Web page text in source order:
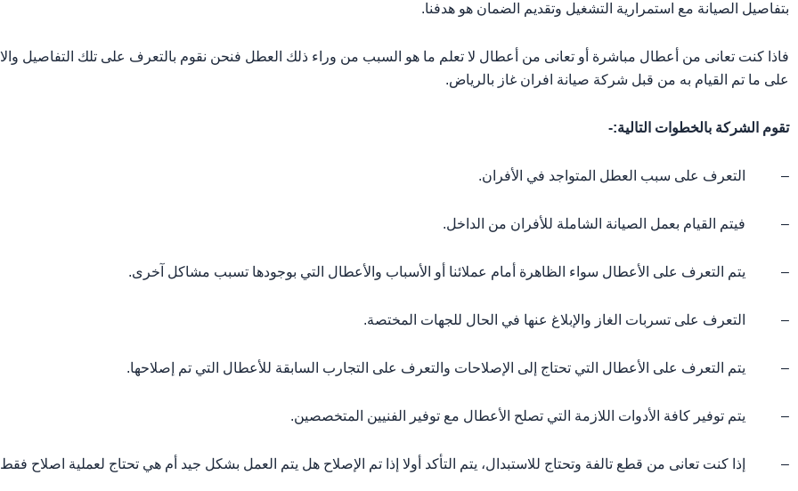
بتفاصيل الصيانة مع استمرارية التشغيل وتقديم الضمان هو هدفنا.
فاذا كنت تعانى من أعطال مباشرة أو تعانى من أعطال لا تعلم ما هو السبب من وراء ذلك العطل فنحن نقوم بالتعرف على تلك التفاصيل
على ما تم القيام به من قبل شركة صيانة افران غاز بالرياض.
تقوم الشركة بالخطوات التالية:-
– التعرف على سبب العطل المتواجد في الأفران.
– فيتم القيام بعمل الصيانة الشاملة للأفران من الداخل.
– يتم التعرف على الأعطال سواء الظاهرة أمام عملائنا أو الأسباب والأعطال التي بوجودها تسبب مشاكل آخرى.
– التعرف على تسربات الغاز والإبلاغ عنها في الحال للجهات المختصة.
– يتم التعرف على الأعطال التي تحتاج إلى الإصلاحات والتعرف على التجارب السابقة للأعطال التي تم إصلاحها.
– يتم توفير كافة الأدوات اللازمة التي تصلح الأعطال مع توفير الفنيين المتخصصين.
– إذا كنت تعانى من قطع تالفة وتحتاج للاستبدال، يتم التأكد أولا إذا تم الإصلاح هل يتم العمل بشكل جيد أم هي تحتاج لعملية اصلاح